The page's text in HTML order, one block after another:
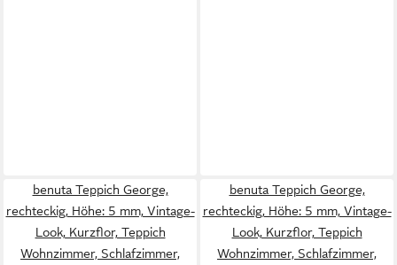
benuta Teppich George,
rechteckig, Höhe: 5 mm, Vintage-
Look, Kurzflor, Teppich
Wohnzimmer, Schlafzimmer,
benuta Teppich George,
rechteckig, Höhe: 5 mm, Vintage-
Look, Kurzflor, Teppich
Wohnzimmer, Schlafzimmer,